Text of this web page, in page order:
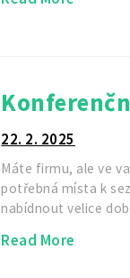
22. 2. 2025
Máte firmu, ale ve
potřebná místa k
nabídnout velice
Read More